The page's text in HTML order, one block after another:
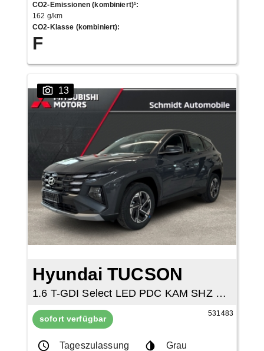
CO2-Emissionen (kombiniert)¹:
162 g/km
CO2-Klasse (kombiniert):
F
13
Hyundai TUCSON
1.6 T-GDI Select LED PDC KAM SHZ NAVI TEMP
sofort verfügbar
531483
Tageszulassung
Grau